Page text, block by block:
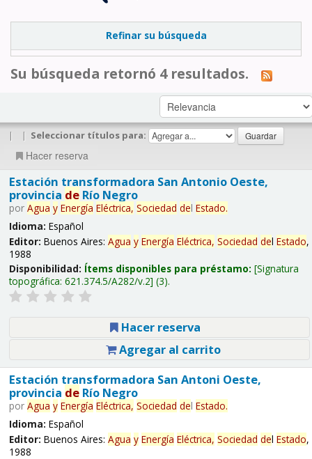
Refinar su búsqueda
Su búsqueda retornó 4 resultados.
| | Seleccionar títulos para:
Hacer reserva
Estación transformadora San Antonio Oeste,
provincia deRío Negro
por Agua y Energía Eléctrica, Sociedad del Estado.
Idioma: Español
Editor: Buenos Aires: Agua y Energía Eléctrica, Sociedad del Estado,
1988
Disponibilidad: Ítems disponibles para préstamo: Signatura
topográfica: 621.374.5/A282/v.2 (3).
Hacer reserva
Agregar al carrito
Estación transformadora San Antoni Oeste,
provincia deRío Negro
por Agua y Energía Eléctrica, Sociedad del Estado.
Idioma: Español
Editor: Buenos Aires: Agua y Energía Eléctrica, Sociedad del Estado,
1988